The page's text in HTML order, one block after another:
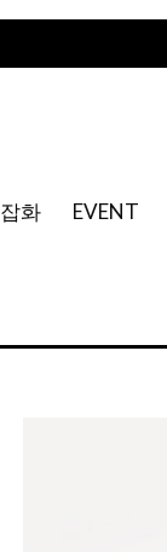
잡화 EVENT